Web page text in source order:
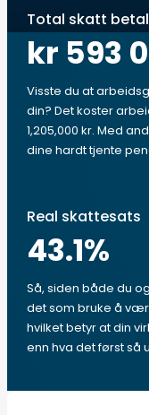
Total skatt
kr 593
Visste du at
din? Det koster
1,205,000 kr. Med
dine hardt tjente
Real skattesats
43.1%
Så, siden både du
det som bruke å
hvilket betyr at din
enn hva det først så